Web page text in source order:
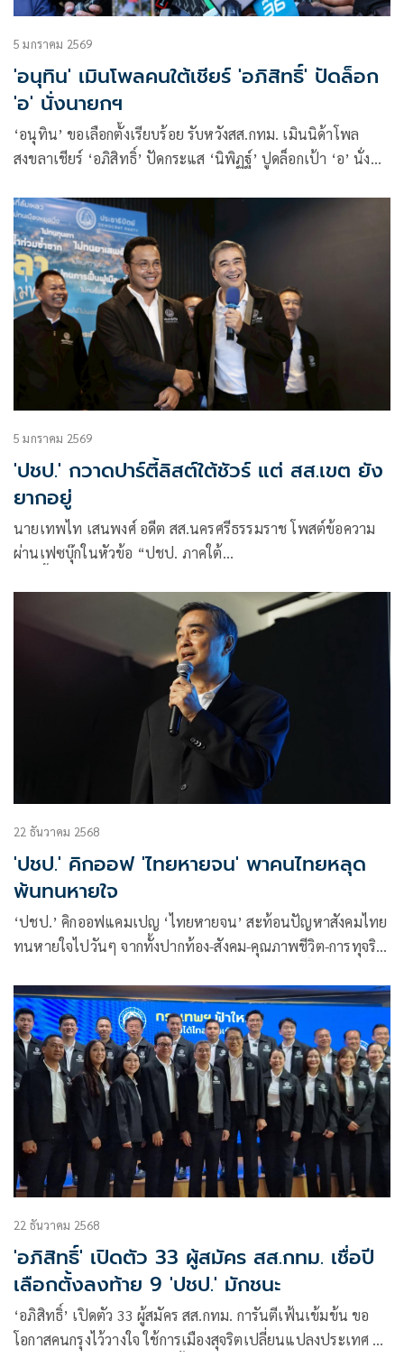
5 มกราคม 2569
'อนุทิน' เมินโพลคนใต้เชียร์ 'อภิสิทธิ์' ปัดล็อก
'อ' นั่งนายกฯ
‘อนุทิน’ ขอเลือกตั้งเรียบร้อย รับหวังสส.กทม. เมินนิด้าโพล
สงขลาเชียร์ ‘อภิสิทธิ์’ ปัดกระแส ‘นิพิฏฐ์’ ปูดล็อกเป้า ‘อ’ นั่งนา
5 มกราคม 2569
'ปชป.' กวาดปาร์ตี้ลิสต์ใต้ชัวร์ แต่ สส.เขต ยัง
ยากอยู่
นายเทพไท เสนพงศ์ อดีต สส.นครศรีธรรมราช โพสต์ข้อความ
ผ่านเฟซบุ๊กในหัวข้อ “ปชป. ภาคใต้
22 ธันวาคม 2568
'ปชป.' คิกออฟ 'ไทยหายจน' พาคนไทยหลุด
พ้นทนหายใจ
‘ปชป.’ คิกออฟแคมเปญ ‘ไทยหายจน’ สะท้อนปัญหาสังคมไทย
ทนหายใจไปวันๆ จากทั้งปากท้อง-สังคม-คุณภาพชีวิต-การทุจริต
ทนอีกต่อไป
22 ธันวาคม 2568
'อภิสิทธิ์' เปิดตัว 33 ผู้สมัคร สส.กทม. เชื่อปี
เลือกตั้งลงท้าย 9 'ปชป.' มักชนะ
‘อภิสิทธิ์’ เปิดตัว 33 ผู้สมัคร สส.กทม. การันตีเฟ้นเข้มข้น ขอ
โอกาสคนกรุงไว้วางใจ ใช้การเมืองสุจริตเปลี่ยนแปลงประเทศ ยก